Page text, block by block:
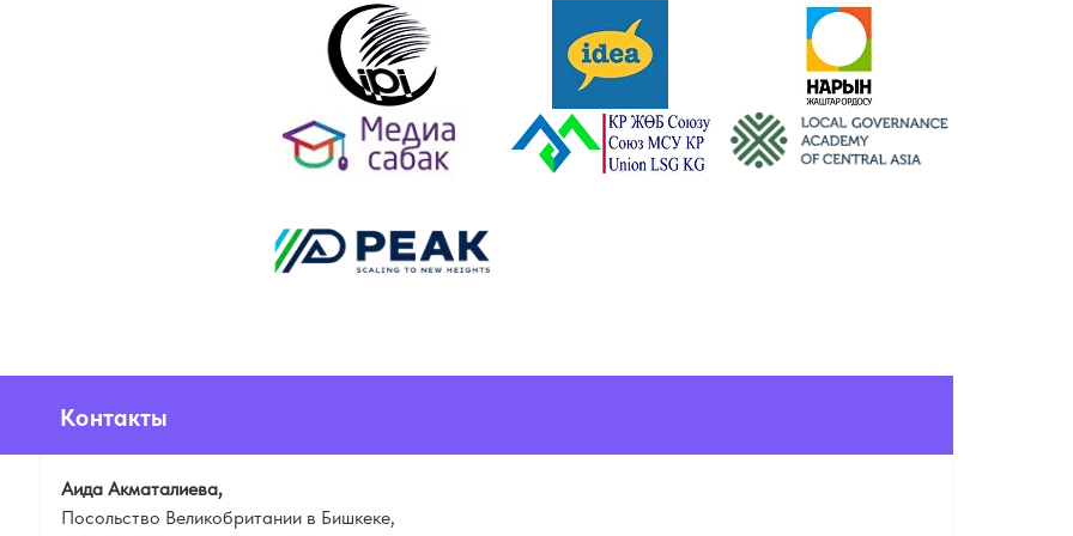
Контакты
Аида Акматалиева,
Посольство Великобритании в Бишкеке,